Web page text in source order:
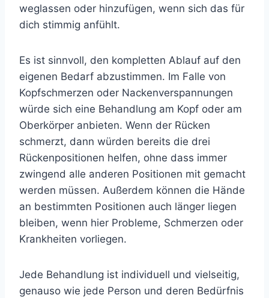
weglassen oder hinzufügen, wenn sich das für
dich stimmig anfühlt.
Es ist sinnvoll, den kompletten Ablauf auf den
eigenen Bedarf abzustimmen. Im Falle von
Kopfschmerzen oder Nackenverspannungen
würde sich eine Behandlung am Kopf oder am
Oberkörper anbieten. Wenn der Rücken
schmerzt, dann würden bereits die drei
Rückenpositionen helfen, ohne dass immer
zwingend alle anderen Positionen mit gemacht
werden müssen. Außerdem können die Hände
an bestimmten Positionen auch länger liegen
bleiben, wenn hier Probleme, Schmerzen oder
Krankheiten vorliegen.
Jede Behandlung ist individuell und vielseitig,
genauso wie jede Person und deren Bedürfnis